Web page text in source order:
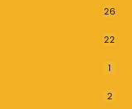
26
22
1
2